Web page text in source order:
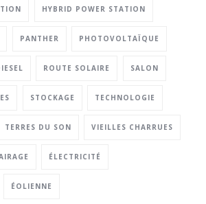
HYBRID POWER STATION
PANTHER PHOTOVOLTAÏQUE
ROUTE SOLAIRE SALON
STOCKAGE TECHNOLOGIE
TERRES DU SON VIEILLES CHARRUES
ÉLECTRICITÉ
ÉOLIENNE